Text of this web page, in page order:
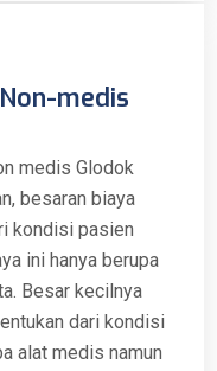
medis
medis Glodok
besaran biaya
kondisi pasien
ini hanya berupa
Besar kecilnya
dari kondisi
alat medis namun